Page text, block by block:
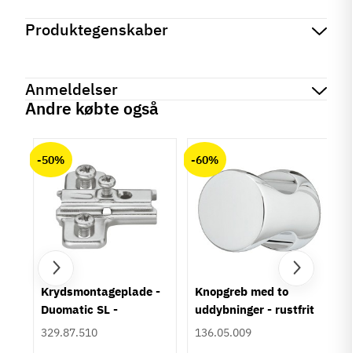
Produktegenskaber
På lager0 Varer
Produktinformation
Materiale
Stål
Overflade
Børstet
Forniklet
Hulafstand
64 mm
96 mm
128 mm
160 mm
Anmeldelser
Andre købte også
-50%
Krydsmontageplade -
Duomatic SL -
Euroskruer
329.87.510
-60%
Knopgreb med to
uddybninger - rustfrit
stål
136.05.009